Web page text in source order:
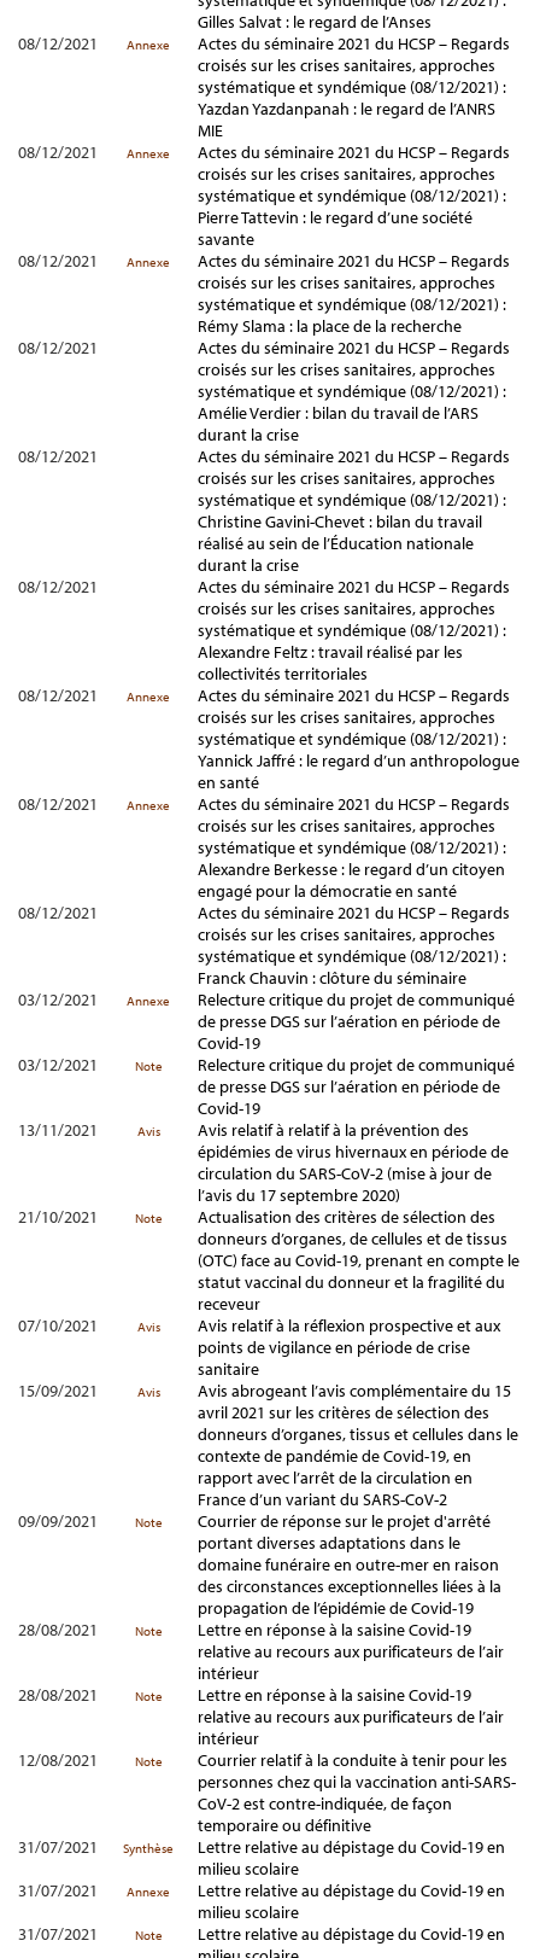
Gilles Salvat : le regard de l’Anses
08/12/2021
Annexe
Actes du séminaire 2021 du HCSP – Regards
croisés sur les crises sanitaires, approches
systématique et syndémique (08/12/2021) :
Yazdan Yazdanpanah : le regard de l’ANRS
MIE
08/12/2021
Annexe
Actes du séminaire 2021 du HCSP – Regards
croisés sur les crises sanitaires, approches
systématique et syndémique (08/12/2021) :
Pierre Tattevin : le regard d’une société
savante
08/12/2021
Annexe
Actes du séminaire 2021 du HCSP – Regards
croisés sur les crises sanitaires, approches
systématique et syndémique (08/12/2021) :
Rémy Slama : la place de la recherche
08/12/2021
Actes du séminaire 2021 du HCSP – Regards
croisés sur les crises sanitaires, approches
systématique et syndémique (08/12/2021) :
Amélie Verdier : bilan du travail de l’ARS
durant la crise
08/12/2021
Actes du séminaire 2021 du HCSP – Regards
croisés sur les crises sanitaires, approches
systématique et syndémique (08/12/2021) :
Christine Gavini-Chevet : bilan du travail
réalisé au sein de l’Éducation nationale
durant la crise
08/12/2021
Actes du séminaire 2021 du HCSP – Regards
croisés sur les crises sanitaires, approches
systématique et syndémique (08/12/2021) :
Alexandre Feltz : travail réalisé par les
collectivités territoriales
08/12/2021
Annexe
Actes du séminaire 2021 du HCSP – Regards
croisés sur les crises sanitaires, approches
systématique et syndémique (08/12/2021) :
Yannick Jaffré : le regard d’un anthropologue
en santé
08/12/2021
Annexe
Actes du séminaire 2021 du HCSP – Regards
croisés sur les crises sanitaires, approches
systématique et syndémique (08/12/2021) :
Alexandre Berkesse : le regard d’un citoyen
engagé pour la démocratie en santé
08/12/2021
Actes du séminaire 2021 du HCSP – Regards
croisés sur les crises sanitaires, approches
systématique et syndémique (08/12/2021) :
Franck Chauvin : clôture du séminaire
03/12/2021
Annexe
Relecture critique du projet de communiqué
de presse DGS sur l’aération en période de
Covid-19
03/12/2021
Note
Relecture critique du projet de communiqué
de presse DGS sur l’aération en période de
Covid-19
13/11/2021
Avis
Avis relatif à relatif à la prévention des
épidémies de virus hivernaux en période de
circulation du SARS-CoV-2 (mise à jour de
l’avis du 17 septembre 2020)
21/10/2021
Note
Actualisation des critères de sélection des
donneurs d’organes, de cellules et de tissus
(OTC) face au Covid-19, prenant en compte le
statut vaccinal du donneur et la fragilité du
receveur
07/10/2021
Avis
Avis relatif à la réflexion prospective et aux
points de vigilance en période de crise
sanitaire
15/09/2021
Avis
Avis abrogeant l’avis complémentaire du 15
avril 2021 sur les critères de sélection des
donneurs d’organes, tissus et cellules dans le
contexte de pandémie de Covid-19, en
rapport avec l’arrêt de la circulation en
France d’un variant du SARS-CoV-2
09/09/2021
Note
Courrier de réponse sur le projet d'arrêté
portant diverses adaptations dans le
domaine funéraire en outre-mer en raison
des circonstances exceptionnelles liées à la
propagation de l’épidémie de Covid-19
28/08/2021
Note
Lettre en réponse à la saisine Covid-19
relative au recours aux purificateurs de l’air
intérieur
28/08/2021
Note
Lettre en réponse à la saisine Covid-19
relative au recours aux purificateurs de l’air
intérieur
12/08/2021
Note
Courrier relatif à la conduite à tenir pour les
personnes chez qui la vaccination anti-SARS-
CoV-2 est contre-indiquée, de façon
temporaire ou définitive
31/07/2021
Synthèse
Lettre relative au dépistage du Covid-19 en
milieu scolaire
31/07/2021
Annexe
Lettre relative au dépistage du Covid-19 en
milieu scolaire
31/07/2021
Note
Lettre relative au dépistage du Covid-19 en